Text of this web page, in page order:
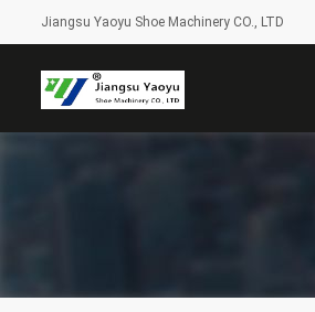
Jiangsu Yaoyu Shoe Machinery CO., LTD